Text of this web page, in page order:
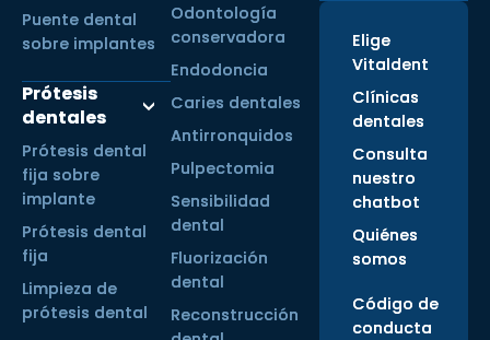
Puente dental
sobre implantes
Prótesis
dentales
Prótesis dental
fija sobre
implante
Prótesis dental
fija
Limpieza de
prótesis dental
Odontología
conservadora
Endodoncia
Caries dentales
Antirronquidos
Pulpectomia
Sensibilidad
dental
Fluorización
dental
Reconstrucción
Elige
Vitaldent
Clínicas
dentales
Consulta
nuestro
chatbot
Quiénes
somos
Código de
conducta